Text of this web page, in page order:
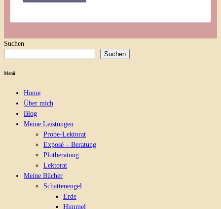
Suchen
Suchen
Menü
Home
Über mich
Blog
Meine Leistungen
Probe-Lektorat
Exposé – Beratung
Plotberatung
Lektorat
Meine Bücher
Schattenengel
Erde
Himmel